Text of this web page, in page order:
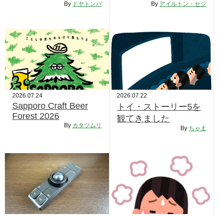
By ドヤトンバ By アイルトン・セジ
2026.07.24
Sapporo Craft Beer
Forest 2026
By カタツムリ
2026.07.22
トイ・ストーリー5を
観てきました
By ちゃま